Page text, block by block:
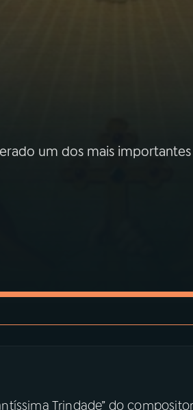
um dos mais importantes
Trindade” do